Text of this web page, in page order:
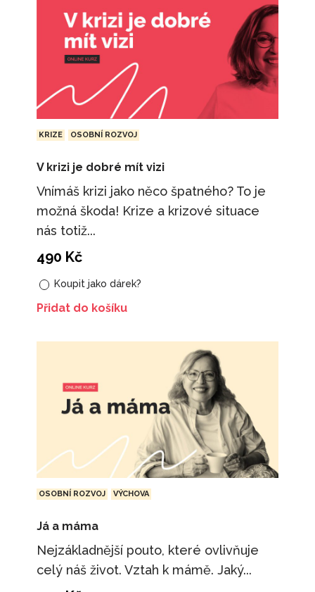
KRIZE OSOBNÍ ROZVOJ
V krizi je dobré mít vizi
Vnímáš krizi jako něco špatného? To je
možná škoda! Krize a krizové situace
nás totiž...
490 Kč
Koupit jako dárek?
Přidat do košíku
OSOBNÍ ROZVOJ VÝCHOVA
Já a máma
Nejzákladnější pouto, které ovlivňuje
celý náš život. Vztah k mámě. Jaký...